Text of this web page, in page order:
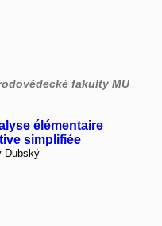
fakulty MU
élémentaire
simplifiée
Dubský